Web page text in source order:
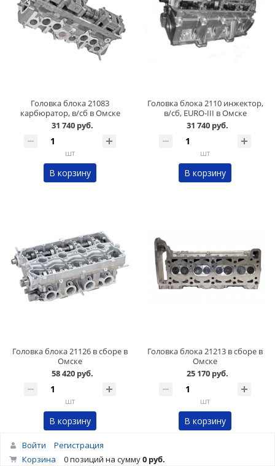
Головка блока 21083
карбюратор, в/сб в Омске
31 740 руб.
шт
В корзину
Головка блока 2110 инжектор,
в/сб, EURO-III в Омске
31 740 руб.
шт
В корзину
Головка блока 21126 в сборе в
Омске
58 420 руб.
шт
В корзину
Головка блока 21213 в сборе в
Омске
25 170 руб.
шт
В корзину
Войти
Регистрация
Корзина
0 позиций на сумму0 руб.